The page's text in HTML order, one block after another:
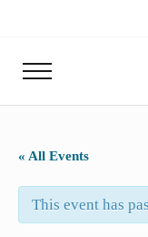
Skip to header right
Menu
« All Events
This event has